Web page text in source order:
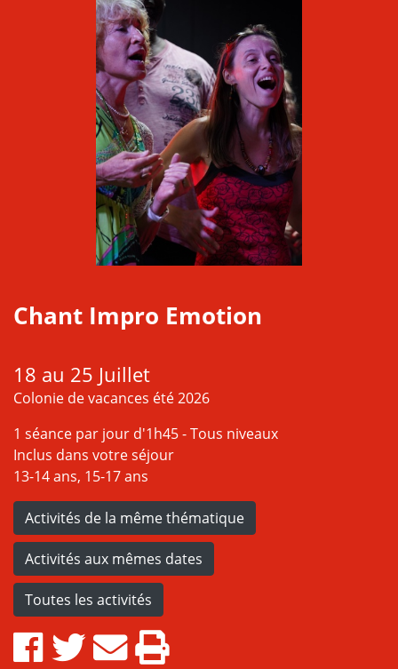
Chant Impro Emotion
18 au 25 Juillet
Colonie de vacances été 2026
1 séance par jour d'1h45 - Tous niveaux
Inclus dans votre séjour
13-14 ans, 15-17 ans
Activités de la même thématique
Activités aux mêmes dates
Toutes les activités